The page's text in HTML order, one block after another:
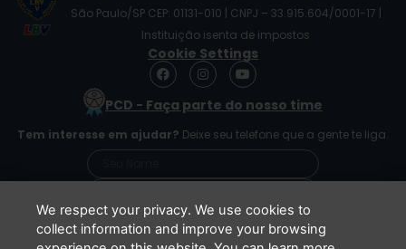
São Paulo/SP CEP: 01131-010 | CNPJ – 33.915.604/0001-17 |
Instituição isenta de impostos
Cookie Settings
F
a
e
o
o
I
n
s
t
g
r
m
Y
o
t
b
e
PCD - Faça parte do nosso time
Tem interesse em ajudar? Deixe seu telefone que a gente te liga.
We respect your privacy. We use cookies to
collect information and improve your browsing